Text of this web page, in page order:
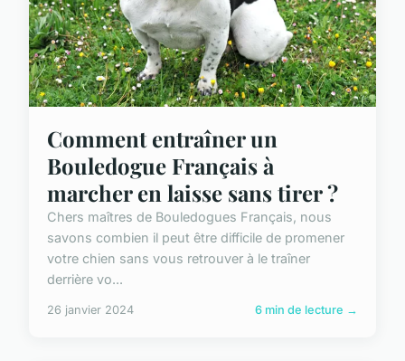
Comment entraîner un
Bouledogue Français à
marcher en laisse sans tirer ?
Chers maîtres de Bouledogues Français, nous
savons combien il peut être difficile de promener
votre chien sans vous retrouver à le traîner
derrière vo...
26 janvier 2024 6 min de lecture →